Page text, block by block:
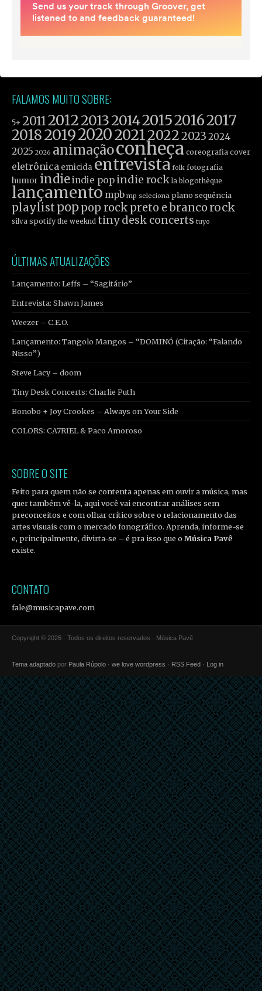
FALAMOS MUITO SOBRE:
5+ 2011201220132014201520162017
201820192020202120222023 2024
2025 2026 animaçãoconheça coreografia cover
eletrônica emicida entrevista folk fotografia
humor indieindie pop indie rock la blogothèque
lançamento mpb mp seleciona plano sequência
playlist poppop rock preto e branco rock
silva spotify the weeknd tiny desk concerts tuyo
ÚLTIMAS ATUALIZAÇÕES
Lançamento: Leffs – “Sagitário”
Entrevista: Shawn James
Weezer – C.E.O.
Lançamento: Tangolo Mangos – “DOMINÓ (Citação: “Falando
Nisso”)
Steve Lacy – doom
Tiny Desk Concerts: Charlie Puth
Bonobo + Joy Crookes – Always on Your Side
COLORS: CA7RIEL & Paco Amoroso
SOBRE O SITE
Feito para quem não se contenta apenas em ouvir a música, mas
quer também vê-la, aqui você vai encontrar análises sem
preconceitos e com olhar crítico sobre o relacionamento das
artes visuais com o mercado fonográfico. Aprenda, informe-se
e, principalmente, divirta-se – é pra isso que oMúsica Pavê
existe.
CONTATO
fale@musicapave.com
Copyright © 2026 · Todos os direitos reservados · Música Pavê
Tema adaptado por Paula Rúpolo · we love wordpress · RSS Feed · Log in